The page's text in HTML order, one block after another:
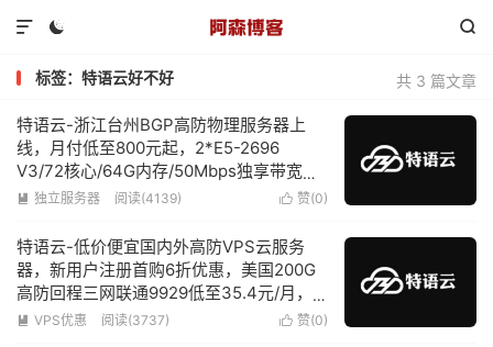
 

共 3 篇文章
标签：特语云好不好
特语云-浙江台州BGP高防物理服务器上
线，月付低至800元起，2*E5-2696
V3/72核心/64G内存/50Mbps独享带宽仅
需1000元/月，无视UDP/海外攻击，配备
 赞(0)
 独立服务器 阅读(4139)
特语云-低价便宜国内外高防VPS云服务
器，新用户注册首购6折优惠，美国200G
高防回程三网联通9929低至35.4元/月，
湖北电信100G高防低至47.6元/月
 赞(0)
 VPS优惠 阅读(3737)